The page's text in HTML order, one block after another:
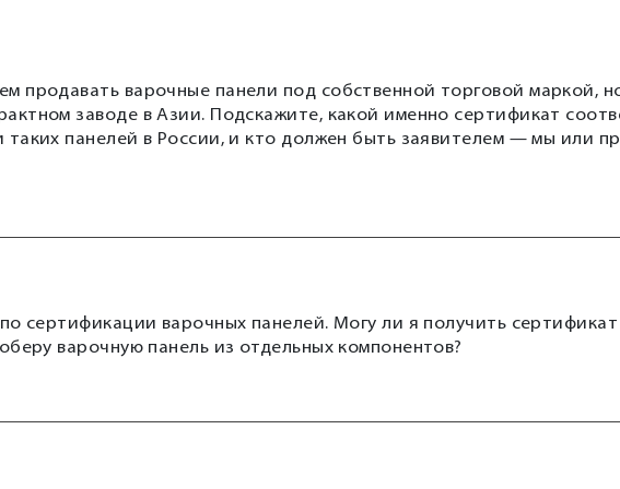
продавать варочные панели под собственной торговой маркой,
заводе в Азии. Подскажите, какой именно сертификат
таких панелей в России, и кто должен быть заявителем — мы или
сертификации варочных панелей. Могу ли я получить сертификат
варочную панель из отдельных компонентов?